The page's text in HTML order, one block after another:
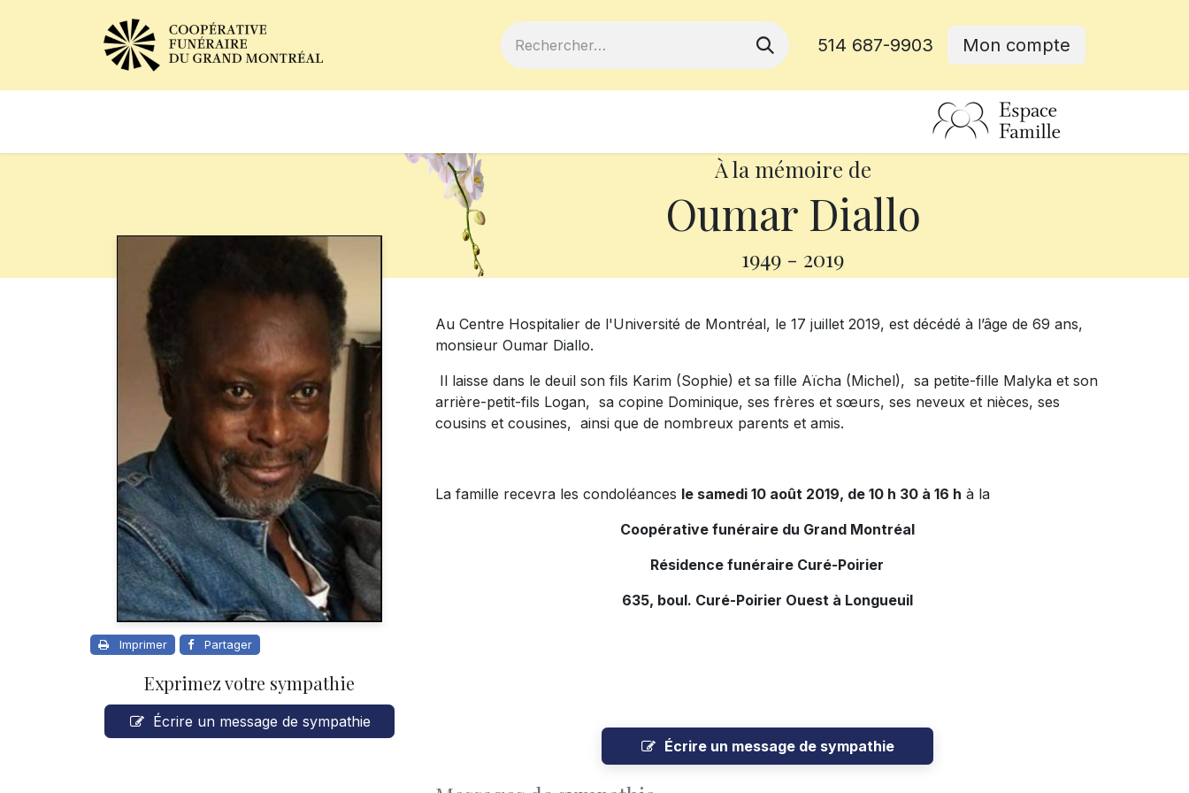
514 687-9903 Mon compte
À la mémoire de
Oumar Diallo
1949 - 2019
Imprimer Partager
Exprimez votre sympathie
Écrire un message de sympathie
Au Centre Hospitalier de l'Université de Montréal, le 17 juillet 2019, est décédé à l’âge de 69 ans,
monsieur Oumar Diallo.
Il laisse dans le deuil son fils Karim (Sophie) et sa fille Aïcha (Michel), sa petite-fille Malyka et son
arrière-petit-fils Logan, sa copine Dominique, ses frères et sœurs, ses neveux et nièces, ses
cousins et cousines, ainsi que de nombreux parents et amis.
La famille recevra les condoléances le samedi 10 août 2019, de 10 h 30 à 16 h à la
Coopérative funéraire du Grand Montréal
Résidence funéraire Curé-Poirier
635, boul. Curé-Poirier Ouest à Longueuil
Écrire un message de sympathie